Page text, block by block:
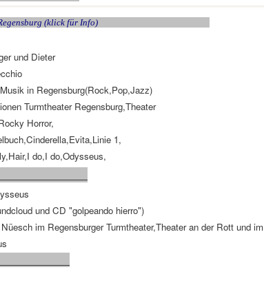
(klick für Info)
und Dieter
in Regensburg(Rock,Pop,Jazz)
Turmtheater Regensburg,Theater
Horror,
1,
do,I do,Odysseus,
und CD "golpeando hierro")
im Regensburger Turmtheater,Theater an der Rott und